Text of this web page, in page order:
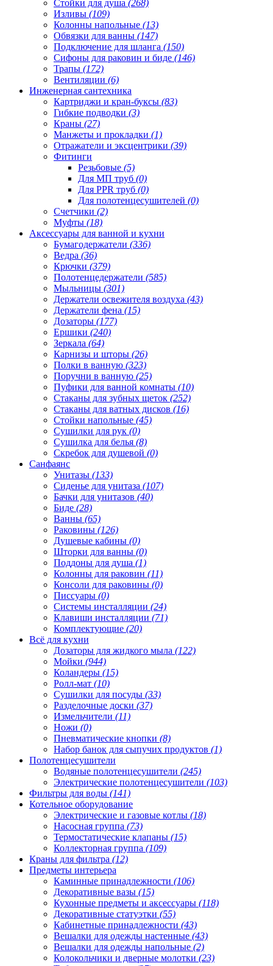
Стойки для душа (268)
Изливы (109)
Колонны напольные (13)
Обвязки для ванны (147)
Подключение для шланга (150)
Сифоны для раковин и биде (146)
Трапы (172)
Вентиляции (6)
Инженерная сантехника
Картриджи и кран-буксы (83)
Гибкие подводки (3)
Краны (27)
Манжеты и прокладки (1)
Отражатели и эксцентрики (39)
Фитинги
Резьбовые (5)
Для МП труб (0)
Для PPR труб (0)
Для полотенцесушителей (0)
Счетчики (2)
Муфты (18)
Аксессуары для ванной и кухни
Бумагодержатели (336)
Ведра (36)
Крючки (379)
Полотенцедержатели (585)
Мыльницы (301)
Держатели освежителя воздуха (43)
Держатели фена (15)
Дозаторы (177)
Ершики (240)
Зеркала (64)
Карнизы и шторы (26)
Полки в ванную (323)
Поручни в ванную (25)
Пуфики для ванной комнаты (10)
Стаканы для зубных щеток (252)
Стаканы для ватных дисков (16)
Стойки напольные (45)
Сушилки для рук (0)
Сушилка для белья (8)
Скребок для душевой (0)
Санфаянс
Унитазы (133)
Сиденье для унитаза (107)
Бачки для унитазов (40)
Биде (28)
Ванны (65)
Раковины (126)
Душевые кабины (0)
Шторки для ванны (0)
Поддоны для душа (1)
Колонны для раковин (11)
Консоли для раковины (0)
Писсуары (0)
Системы инсталляции (24)
Клавиши инсталляции (71)
Комплектующие (20)
Всё для кухни
Дозаторы для жидкого мыла (122)
Мойки (944)
Коландеры (15)
Ролл-мат (10)
Сушилки для посуды (33)
Разделочные доски (37)
Измельчители (11)
Ножи (0)
Пневматические кнопки (8)
Набор банок для сыпучих продуктов (1)
Полотенцесушители
Водяные полотенцесушители (245)
Электрические полотенцесушители (103)
Фильтры для воды (141)
Котельное оборудование
Электрические и газовые котлы (18)
Насосная группа (73)
Термостатические клапаны (15)
Коллекторная группа (109)
Краны для фильтра (12)
Предметы интерьера
Каминные принадлежности (106)
Декоративные вазы (15)
Кухонные предметы и аксессуары (118)
Декоративные статуэтки (55)
Кабинетные принадлежности (43)
Вешалки для одежды настенные (43)
Вешалки для одежды напольные (2)
Колокольчики и дверные молотки (23)